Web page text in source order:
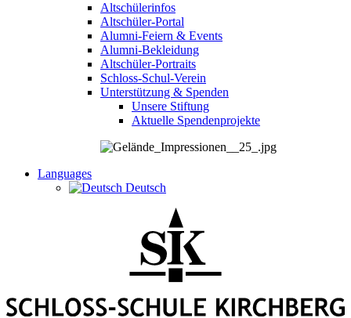
Altschülerinfos
Altschüler-Portal
Alumni-Feiern & Events
Alumni-Bekleidung
Altschüler-Portraits
Schloss-Schul-Verein
Unterstützung & Spenden
Unsere Stiftung
Aktuelle Spendenprojekte
Languages
Deutsch